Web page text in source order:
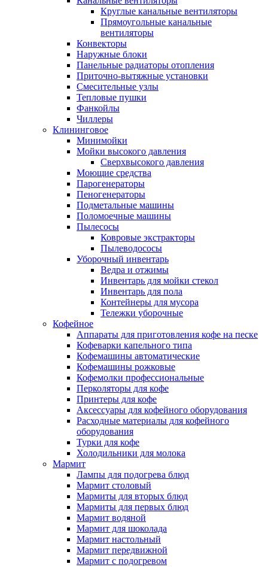
Круглые канальные вентиляторы
Прямоугольные канальные
вентиляторы
Конвекторы
Наружные блоки
Панельные радиаторы отопления
Приточно-вытяжные установки
Смесительные узлы
Тепловые пушки
Фанкойлы
Чиллеры
Клининговое
Минимойки
Мойки высокого давления
Сверхвысокого давления
Моющие средства
Парогенераторы
Пеногенераторы
Подметальные машины
Поломоечные машины
Пылесосы
Ковровые экстракторы
Пылеводососы
Уборочный инвентарь
Ведра и отжимы
Инвентарь для мойки стекол
Инвентарь для пола
Контейнеры для мусора
Тележки уборочные
Кофейное
Аппараты для приготовления кофе на песке
Кофеварки капельного типа
Кофемашины автоматические
Кофемашины рожковые
Кофемолки профессиональные
Перколяторы для кофе
Принтеры для кофе
Аксессуары для кофейного оборудования
Расходные материалы для кофейного
оборудования
Турки для кофе
Холодильники для молока
Мармит
Лампы для подогрева блюд
Мармит столовый
Мармиты для вторых блюд
Мармиты для первых блюд
Мармит водяной
Мармит для шоколада
Мармит настольный
Мармит передвижной
Мармит с подогревом